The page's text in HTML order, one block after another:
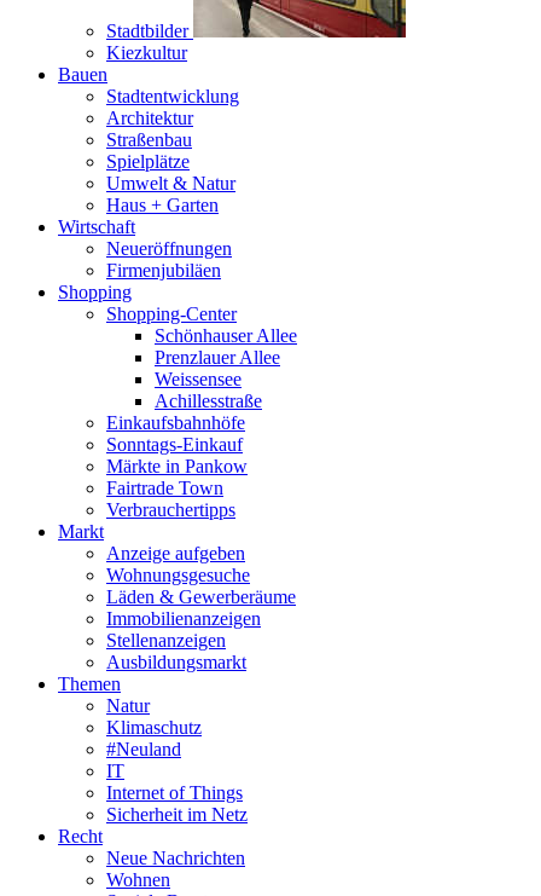
Stadtbilder
Kiezkultur
Bauen
Stadtentwicklung
Architektur
Straßenbau
Spielplätze
Umwelt & Natur
Haus + Garten
Wirtschaft
Neueröffnungen
Firmenjubiläen
Shopping
Shopping-Center
Schönhauser Allee
Prenzlauer Allee
Weissensee
Achillesstraße
Einkaufsbahnhöfe
Sonntags-Einkauf
Märkte in Pankow
Fairtrade Town
Verbrauchertipps
Markt
Anzeige aufgeben
Wohnungsgesuche
Läden & Gewerberäume
Immobilienanzeigen
Stellenanzeigen
Ausbildungsmarkt
Themen
Natur
Klimaschutz
#Neuland
IT
Internet of Things
Sicherheit im Netz
Recht
Neue Nachrichten
Wohnen